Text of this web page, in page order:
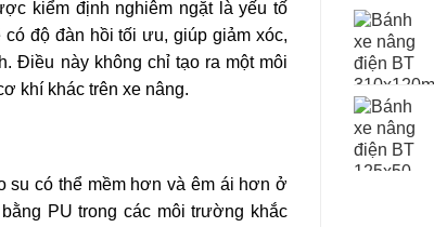
kiểm định nghiêm ngặt là yếu tố
độ đàn hồi tối ưu, giúp giảm xóc,
Điều này không chỉ tạo ra một môi
khí khác trên xe nâng.
su có thể mềm hơn và êm ái hơn ở
PU trong các môi trường khắc